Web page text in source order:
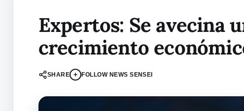
Expertos: Se avecina
crecimiento
SHARE + FOLLOW NEWS SENSEI